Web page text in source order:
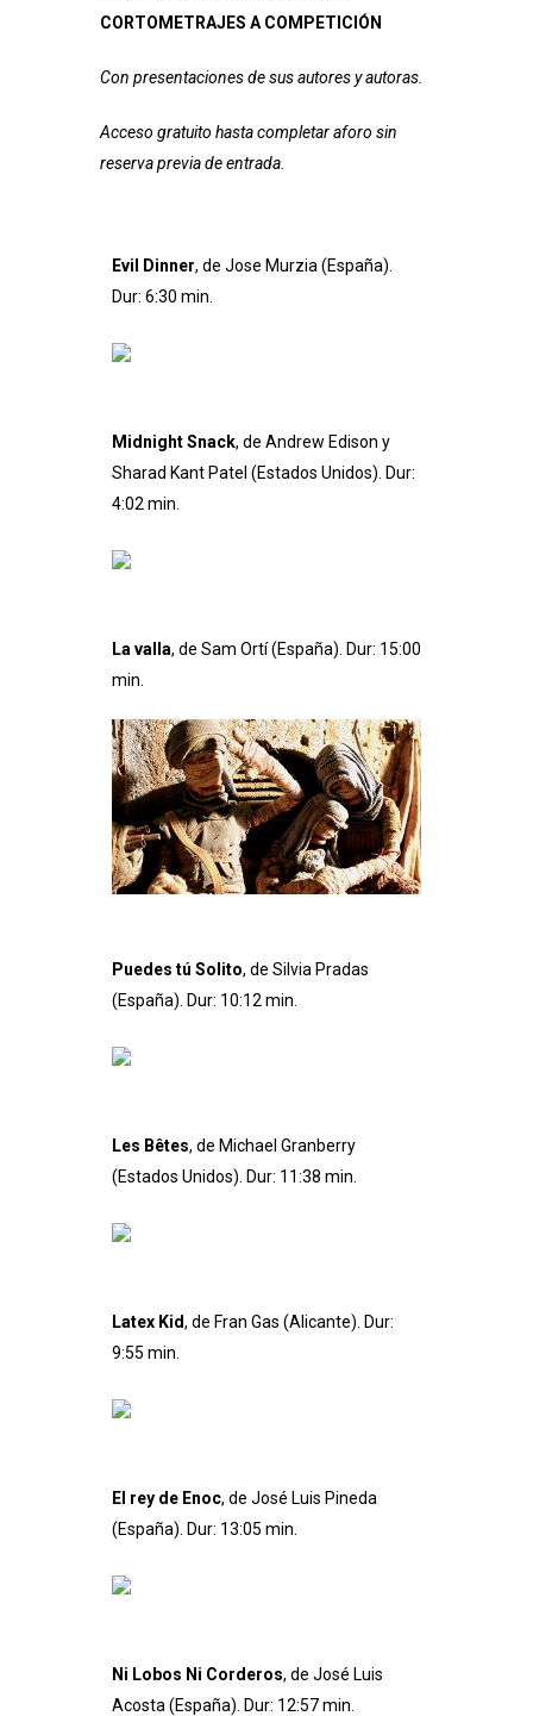
CORTOMETRAJES A COMPETICIÓN
Con presentaciones de sus autores y autoras.
Acceso gratuito hasta completar aforo sin
reserva previa de entrada.
Evil Dinner, de Jose Murzia (España).
Dur: 6:30 min.
Midnight Snack, de Andrew Edison y
Sharad Kant Patel (Estados Unidos). Dur:
4:02 min.
La valla, de Sam Ortí (España). Dur: 15:00
min.
Puedes tú Solito, de Silvia Pradas
(España). Dur: 10:12 min.
Les Bêtes, de Michael Granberry
(Estados Unidos). Dur: 11:38 min.
Latex Kid, de Fran Gas (Alicante). Dur:
9:55 min.
El rey de Enoc, de José Luis Pineda
(España). Dur: 13:05 min.
Ni Lobos Ni Corderos, de José Luis
Acosta (España). Dur: 12:57 min.